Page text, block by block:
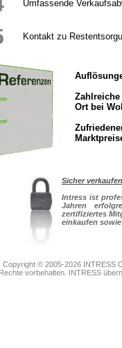
Umfassende
Kontakt zu
Ort bei
Sicher
Intress ist
Jahren
zertifiziertes
einkaufen
Copyright © 2005-2026 INTRESS
vorbehalten. INTRESS